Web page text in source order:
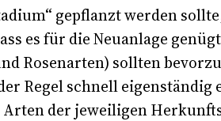
gepflanzt werden
es für die Neuanlage
Rosenarten) sollten
Regel schnell eigenständig
der jeweiligen